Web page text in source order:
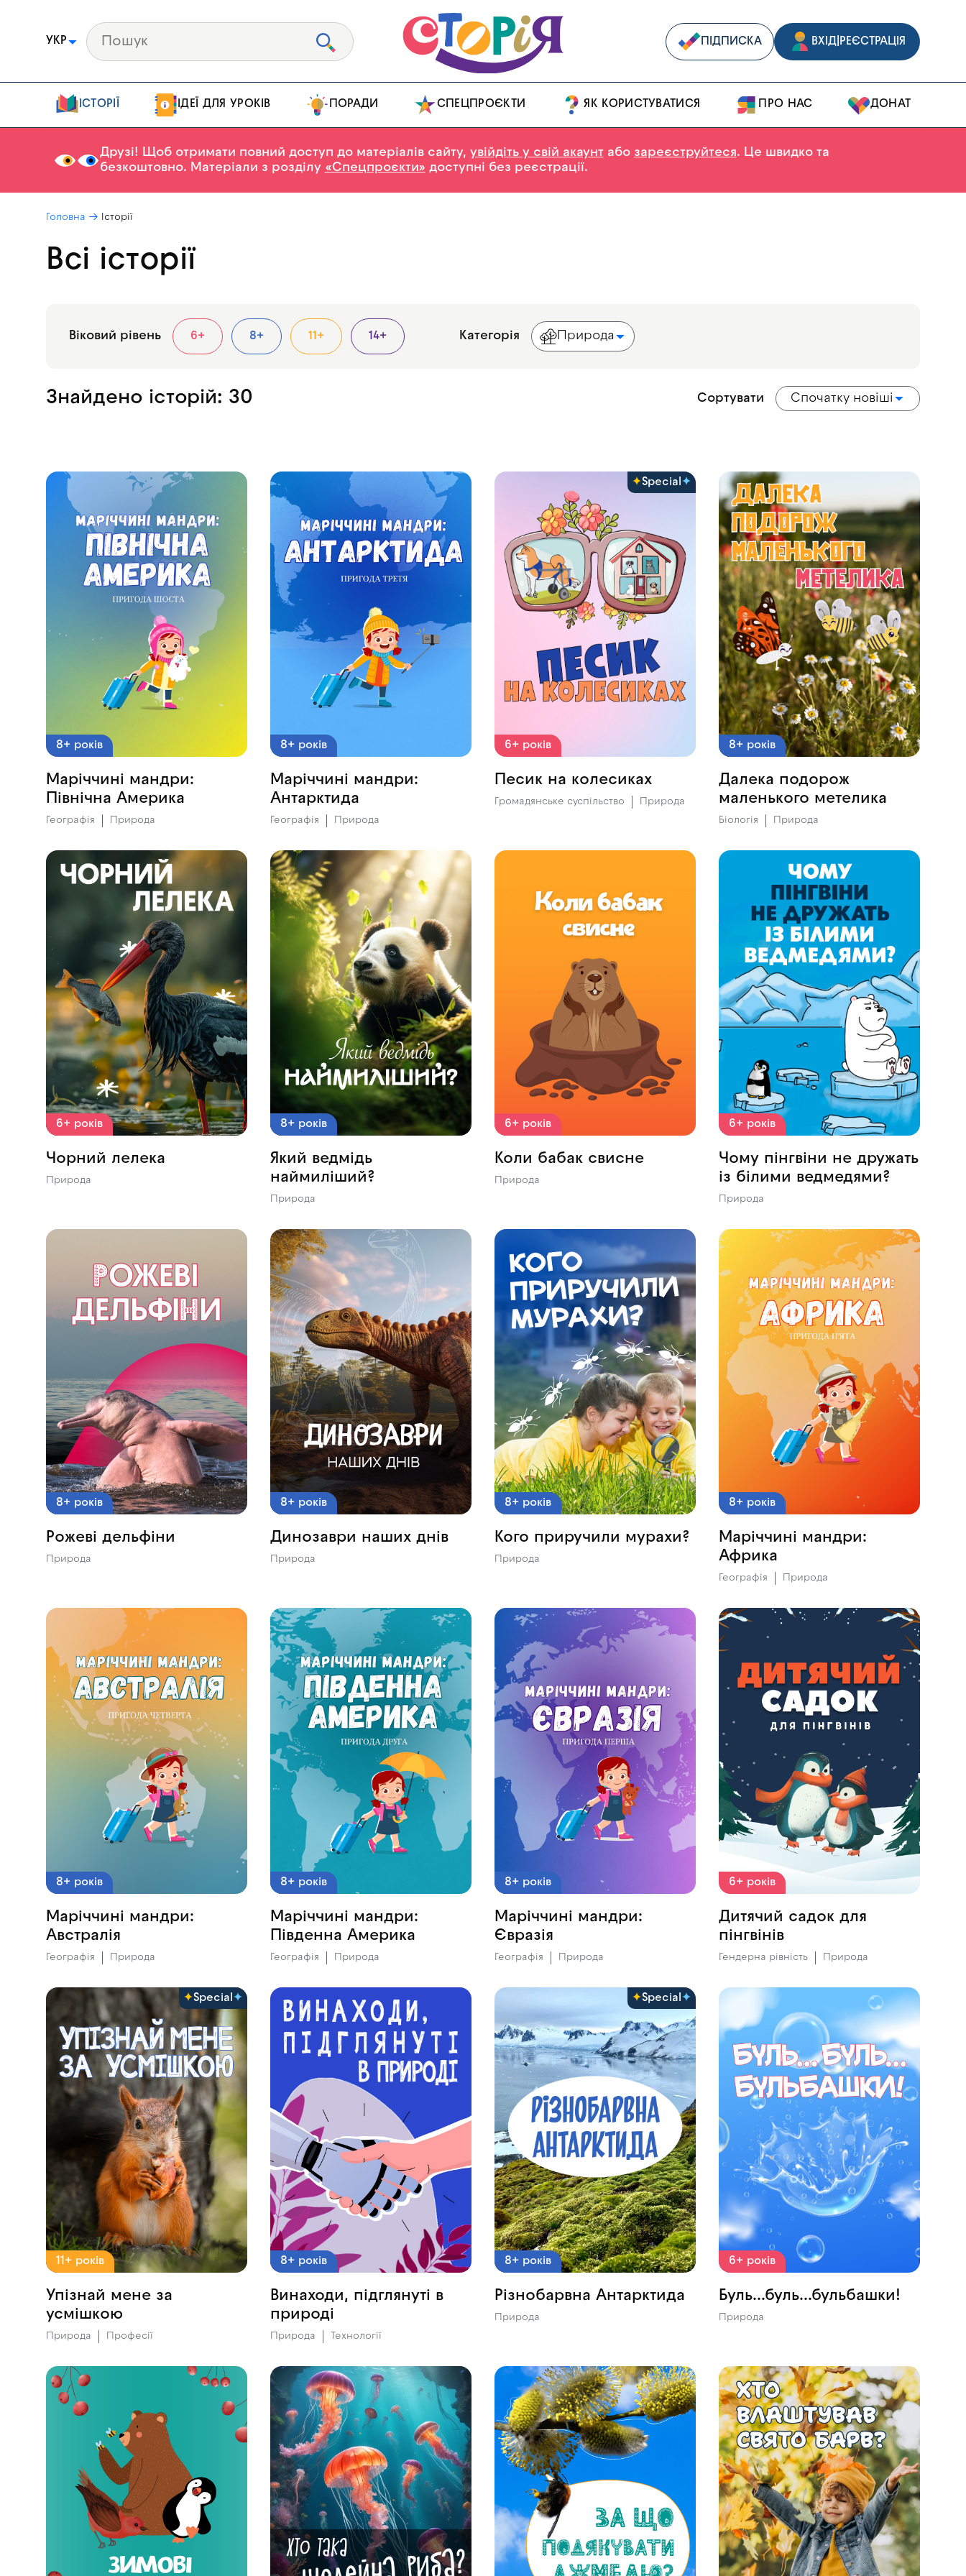
УКР ПІДПИСКА ВХІД РЕЄСТРАЦІЯ
ІСТОРІЇ ІДЕЇ ДЛЯ УРОКІВ ПОРАДИ СПЕЦПРОЄКТИ ЯК КОРИСТУВАТИСЯ ПРО НАС ДОНАТ
Друзі! Щоб отримати повний доступ до матеріалів сайту, увійдіть у свій акаунтабо зареєструйтеся. Це швидко та
безкоштовно. Матеріали з розділу «Спецпроєкти» доступні без реєстрації.
Головна Історії
Всі історії
Віковий рівень 6+ 8+ 11+ 14+ Категорія Природа
Знайдено історій: 30 Сортувати Спочатку новіші
8+ років
Маріччині мандри:
Північна Америка
Географія Природа
8+ років
Маріччині мандри:
Антарктида
Географія Природа
Special
6+ років
Песик на колесиках
Громадянське суспільство Природа
8+ років
Далека подорож
маленького метелика
Біологія Природа
6+ років
Чорний лелека
Природа
8+ років
Який ведмідь
наймиліший?
Природа
6+ років
Коли бабак свисне
Природа
6+ років
Чому пінгвіни не дружать
із білими ведмедями?
Природа
8+ років
Рожеві дельфіни
Природа
8+ років
Динозаври наших днів
Природа
8+ років
Кого приручили мурахи?
Природа
8+ років
Маріччині мандри:
Африка
Географія Природа
8+ років
Маріччині мандри:
Австралія
Географія Природа
8+ років
Маріччині мандри:
Південна Америка
Географія Природа
8+ років
Маріччині мандри:
Євразія
Географія Природа
6+ років
Дитячий садок для
пінгвінів
Гендерна рівність Природа
Special
11+ років
Упізнай мене за
усмішкою
Природа Професії
8+ років
Винаходи, підглянуті в
природі
Природа Технології
Special
8+ років
Різнобарвна Антарктида
Природа
6+ років
Буль...буль...бульбашки!
Природа